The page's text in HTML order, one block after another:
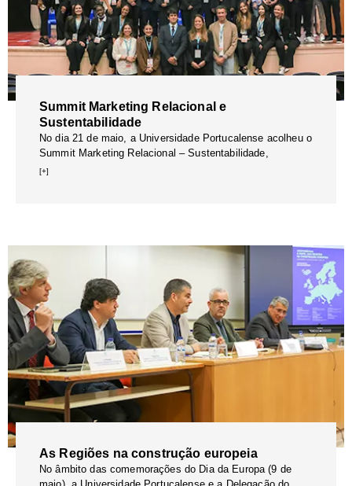
Summit Marketing Relacional e
Sustentabilidade
No dia 21 de maio, a Universidade Portucalense acolheu o
Summit Marketing Relacional – Sustentabilidade,
[+]
As Regiões na construção europeia
No âmbito das comemorações do Dia da Europa (9 de